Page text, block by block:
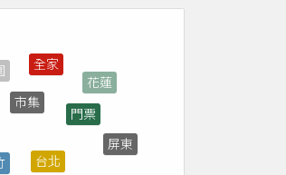
市集
門票
台北
演唱會